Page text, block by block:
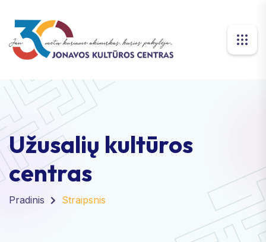
Užusalių kultūros
centras
Pradinis Straipsnis